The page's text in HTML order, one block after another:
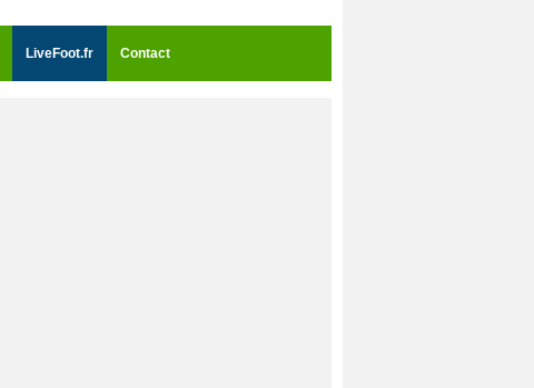
LiveFoot.fr Contact